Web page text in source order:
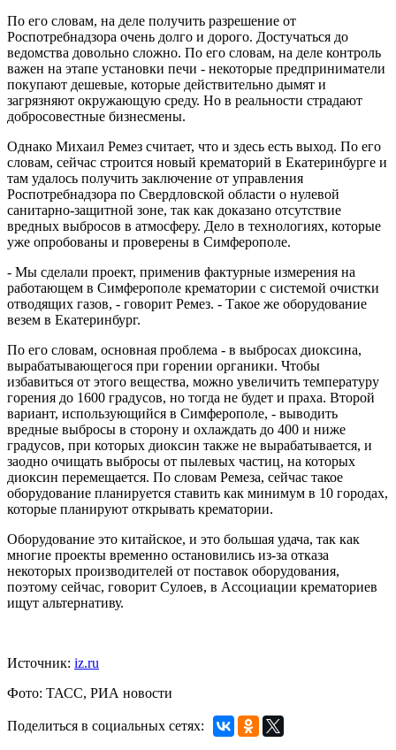
По его словам, на деле получить разрешение от
Роспотребнадзора очень долго и дорого. Достучаться до
ведомства довольно сложно. По его словам, на деле контроль
важен на этапе установки печи - некоторые предприниматели
покупают дешевые, которые действительно дымят и
загрязняют окружающую среду. Но в реальности страдают
добросовестные бизнесмены.
Однако Михаил Ремез считает, что и здесь есть выход. По его
словам, сейчас строится новый крематорий в Екатеринбурге и
там удалось получить заключение от управления
Роспотребнадзора по Свердловской области о нулевой
санитарно-защитной зоне, так как доказано отсутствие
вредных выбросов в атмосферу. Дело в технологиях, которые
уже опробованы и проверены в Симферополе.
- Мы сделали проект, применив фактурные измерения на
работающем в Симферополе крематории с системой очистки
отводящих газов, - говорит Ремез. - Такое же оборудование
везем в Екатеринбург.
По его словам, основная проблема - в выбросах диоксина,
вырабатывающегося при горении органики. Чтобы
избавиться от этого вещества, можно увеличить температуру
горения до 1600 градусов, но тогда не будет и праха. Второй
вариант, использующийся в Симферополе, - выводить
вредные выбросы в сторону и охлаждать до 400 и ниже
градусов, при которых диоксин также не вырабатывается, и
заодно очищать выбросы от пылевых частиц, на которых
диоксин перемещается. По словам Ремеза, сейчас такое
оборудование планируется ставить как минимум в 10 городах,
которые планируют открывать крематории.
Оборудование это китайское, и это большая удача, так как
многие проекты временно остановились из-за отказа
некоторых производителей от поставок оборудования,
поэтому сейчас, говорит Сулоев, в Ассоциации крематориев
ищут альтернативу.
Источник: iz.ru
Фото: ТАСС, РИА новости
Поделиться в социальных сетях: